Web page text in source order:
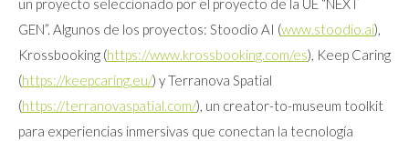
un proyecto seleccionado por el proyecto de la UE “NEXT
GEN”. Algunos de los proyectos: Stoodio AI (www.stoodio.ai),
Krossbooking (https://www.krossbooking.com/es), Keep Caring
(https://keepcaring.eu/) y Terranova Spatial
(https://terranovaspatial.com/), un creator-to-museum toolkit
para experiencias inmersivas que conectan la tecnología